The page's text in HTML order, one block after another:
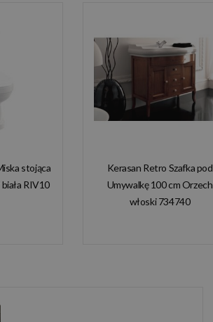
stojąca
RIV10
Kerasan Retro Szafka pod
Umywalkę 100 cm Orzech
włoski 734740